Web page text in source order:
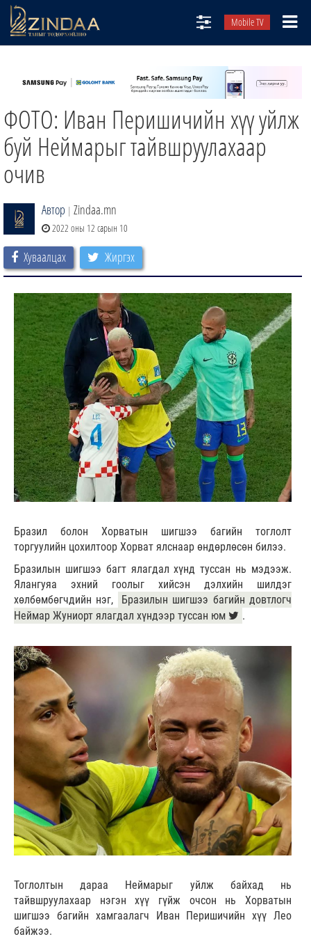
Mobile TV
ТВ8
ӨГЛӨӨНИЙ СОНИН
АУДИО ЗОХИОЛ
ЗИНДАА СЭТГҮҮЛ
ФОТО: Иван Перишичийн хүү уйлж
буй Неймарыг тайвшруулахаар
очив
Автор | Zindaa.mn
2022 оны 12 сарын 10
Хуваалцах Жиргэх
Бразил болон Хорватын шигшээ багийн тоглолт
торгуулийн цохилтоор Хорват ялснаар өндөрлөсөн билээ.
Бразилын шигшээ багт ялагдал хүнд туссан нь мэдээж.
Ялангуяа эхний гоолыг хийсэн дэлхийн шилдэг
хөлбөмбөгчдийн нэг,
Бразилын шигшээ багийн довтлогч
Неймар Жуниорт ялагдал хүндээр туссан юм
.
Тоглолтын дараа Неймарыг уйлж байхад нь
тайвшруулахаар нэгэн хүү гүйж очсон нь Хорватын
шигшээ багийн хамгаалагч Иван Перишичийн хүү Лео
байжээ.